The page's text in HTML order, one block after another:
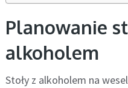
Planowanie
alkoholem
Stoły z alkoholem na